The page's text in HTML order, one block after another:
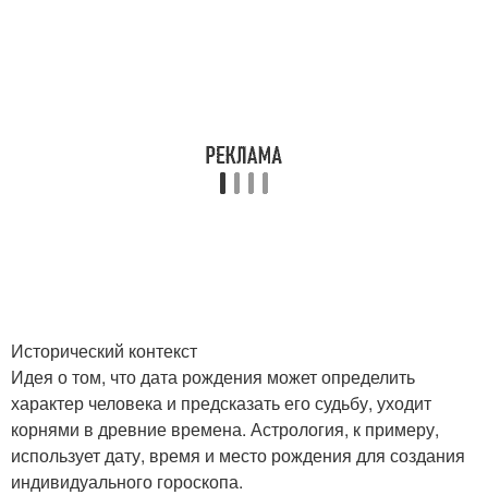
Исторический контекст
Идея о том, что дата рождения может определить
характер человека и предсказать его судьбу, уходит
корнями в древние времена. Астрология, к примеру,
использует дату, время и место рождения для создания
индивидуального гороскопа.